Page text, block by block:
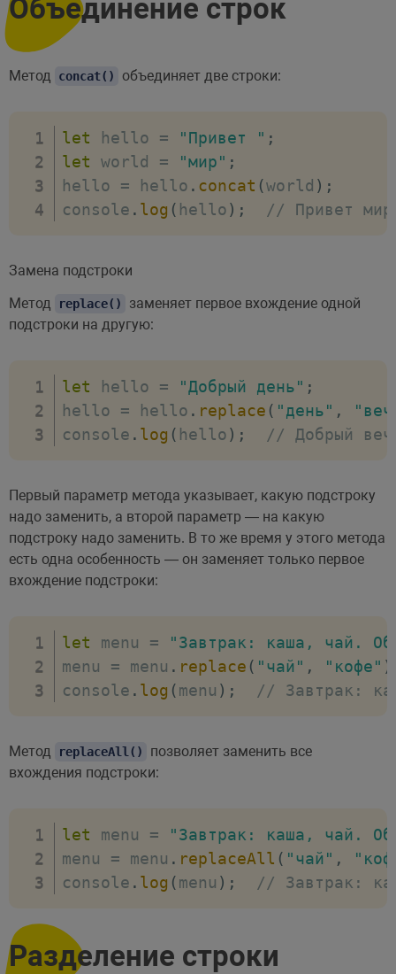
Объединение строк
Метод concat() объединяет две строки:
let hello = "Привет " ;
let world = "мир" ;
hello = hello . concat (world ) ;
console . log ( hello) ; // Привет мир
Замена подстроки
Метод
replace()
заменяет первое вхождение одной
подстроки на другую:
let hello = "Добрый день" ;
hello = hello . replace ( "день" ,
console . log ( hello) ; // Добрый
Первый параметр метода указывает, какую подстроку
надо заменить, а второй параметр — на какую
подстроку надо заменить. В то же время у этого метода
есть одна особенность — он заменяет только первое
вхождение подстроки:
let menu =
"Завтрак: каша, чай.
menu = menu . replace ( "чай" , "кофе" )
console . log (menu ) ; // Завтрак:
Метод replaceAll()
позволяет заменить все
вхождения подстроки:
let menu =
"Завтрак: каша, чай.
menu = menu . replaceAll ( "чай" ,
console . log (menu ) ; // Завтрак:
Разделение строки